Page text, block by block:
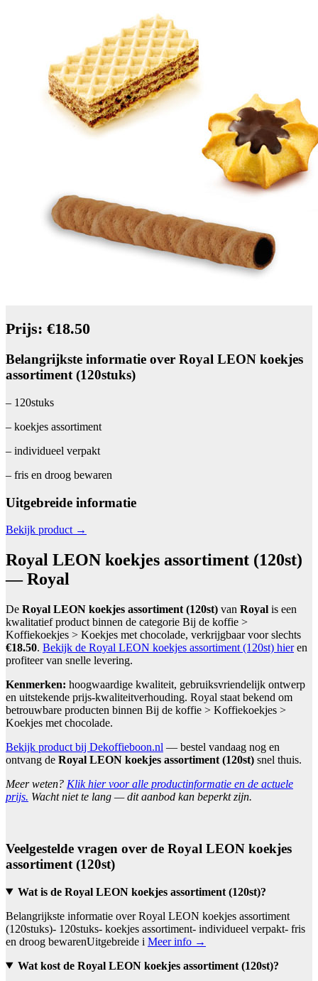
Prijs: €18.50
Belangrijkste informatie over Royal LEON koekjes
assortiment (120stuks)
– 120stuks
– koekjes assortiment
– individueel verpakt
– fris en droog bewaren
Uitgebreide informatie
Bekijk product →
Royal LEON koekjes assortiment (120st)
— Royal
De Royal LEON koekjes assortiment (120st) van Royal is een
kwalitatief product binnen de categorie Bij de koffie >
Koffiekoekjes > Koekjes met chocolade, verkrijgbaar voor slechts
€18.50. Bekijk de Royal LEON koekjes assortiment (120st) hieren
profiteer van snelle levering.
Kenmerken: hoogwaardige kwaliteit, gebruiksvriendelijk ontwerp
en uitstekende prijs-kwaliteitverhouding. Royal staat bekend om
betrouwbare producten binnen Bij de koffie > Koffiekoekjes >
Koekjes met chocolade.
Bekijk product bij Dekoffieboon.nl — bestel vandaag nog en
ontvang de Royal LEON koekjes assortiment (120st) snel thuis.
Meer weten? Klik hier voor alle productinformatie en de actuele
prijs. Wacht niet te lang — dit aanbod kan beperkt zijn.
Veelgestelde vragen over de Royal LEON koekjes
assortiment (120st)
Wat is de Royal LEON koekjes assortiment (120st)?
Belangrijkste informatie over Royal LEON koekjes assortiment
(120stuks)- 120stuks- koekjes assortiment- individueel verpakt- fris
en droog bewarenUitgebreide i Meer info →
Wat kost de Royal LEON koekjes assortiment (120st)?